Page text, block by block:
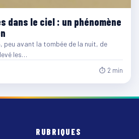
dans le ciel : un phénomène
peu avant la tombée de la nuit, de
les…
⏱ 2 min
RUBRIQUES